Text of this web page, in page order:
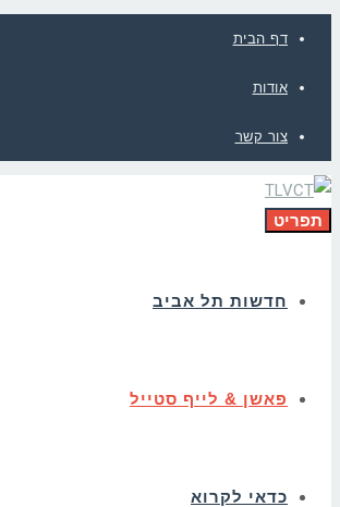
דף הבית
אודות
צור קשר
תפריט
חדשות תל אביב
פאשן & לייף סטייל
כדאי לקרוא